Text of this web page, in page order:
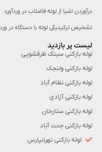
درآوردن اشیا از لوله فاضلاب در وردآورد
تشخیص ترکیدیگی لوله با دستگاه در
لیست پر بازدید
لوله بازکنی سینک ظرفشویی
لوله بازکنی ولنجک
لوله بازکنی نظام آباد
لوله بازکنی آزادی
لوله بازکنی ستارخان
لوله بازکنی جنت آباد
لوله بازکنی تهرانپارس